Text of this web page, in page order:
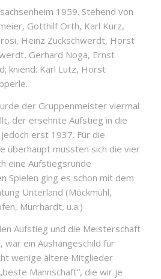
1959. Stehend von
Gotthilf Orth, Karl Kurz,
Heinz Zuckschwerdt, Horst
Gerhard Noga, Ernst
kniend: Karl Lutz, Horst
der Gruppenmeister viermal
der ersehnte Aufstieg in die
erst 1937. Für die
überhaupt mussten sich die vier
eine Aufstiegsrunde
Spielen ging es schon mit dem
Unterland (Möckmühl,
Murrhardt, u.a.)
Aufstieg und die Meisterschaft
ein Aushängeschild für
wenige ältere Mitglieder
Mannschaft“, die wir je